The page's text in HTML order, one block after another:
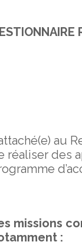
au
réaliser des
missions
: